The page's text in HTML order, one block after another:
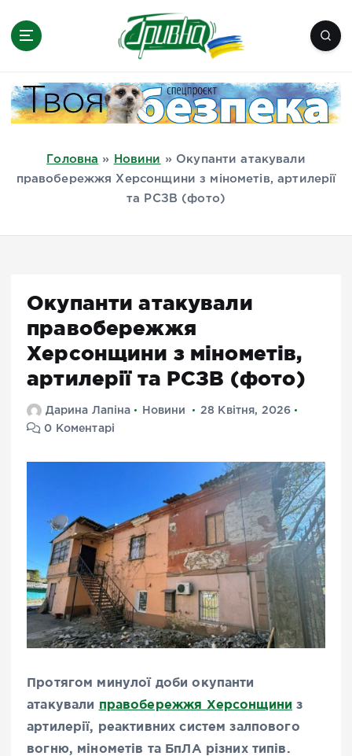
Миколаїв, Одеса, Мелітополь
Головна » Новини » Окупанти атакували
правобережжя Херсонщини з мінометів, артилерії
та РСЗВ (фото)
Окупанти атакували
правобережжя
Херсонщини з мінометів,
артилерії та РСЗВ (фото)
Дарина Лапіна Новини
28 Квітня, 2026
0 Коментарі
Протягом минулої доби окупанти
атакували правобережжя Херсонщини з
артилерії, реактивних систем залпового
вогню, мінометів та БпЛА різних типів.